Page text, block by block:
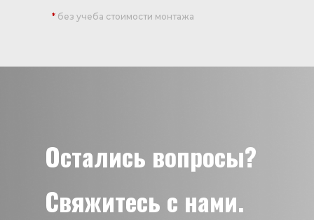
* без учеба стоимости монтажа
Остались вопросы?
Свяжитесь с нами.